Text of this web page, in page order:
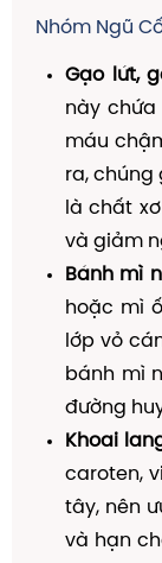
Nhóm Ngũ
Gạo lứt,
này
máu
ra, chúng
là chất
và giảm
Bánh mì
hoặc mì
lớp vỏ
bánh mì
đường
Khoai
caroten,
tây, nên
và hạn